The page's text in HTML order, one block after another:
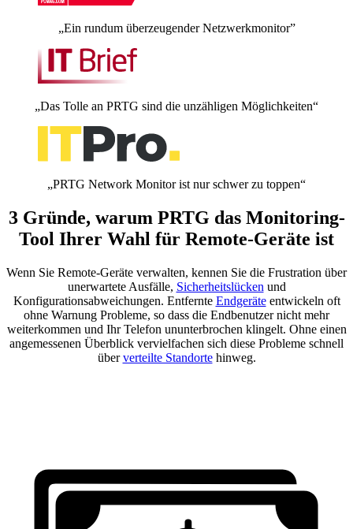
„Ein rundum überzeugender Netzwerkmonitor”
„Das Tolle an PRTG sind die unzähligen Möglichkeiten“
„PRTG Network Monitor ist nur schwer zu toppen“
3 Gründe, warum PRTG das Monitoring-
Tool Ihrer Wahl für Remote-Geräte ist
Wenn Sie Remote-Geräte verwalten, kennen Sie die Frustration über
unerwartete Ausfälle, Sicherheitslücken und
Konfigurationsabweichungen. Entfernte Endgeräteentwickeln oft
ohne Warnung Probleme, so dass die Endbenutzer nicht mehr
weiterkommen und Ihr Telefon ununterbrochen klingelt. Ohne einen
angemessenen Überblick vervielfachen sich diese Probleme schnell
überverteilte Standortehinweg.